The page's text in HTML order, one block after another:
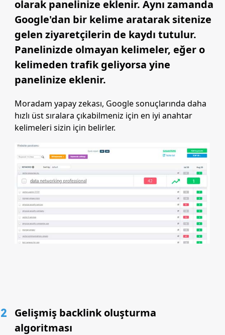
olarak panelinize eklenir. Aynı zamanda
Google'dan bir kelime aratarak sitenize
gelen ziyaretçilerin de kaydı tutulur.
Panelinizde olmayan kelimeler, eğer o
kelimeden trafik geliyorsa yine
panelinize eklenir.
Moradam yapay zekası, Google sonuçlarında daha
hızlı üst sıralara çıkabilmeniz için en iyi anahtar
kelimeleri sizin için belirler.
2
Gelişmiş backlink oluşturma
algoritması